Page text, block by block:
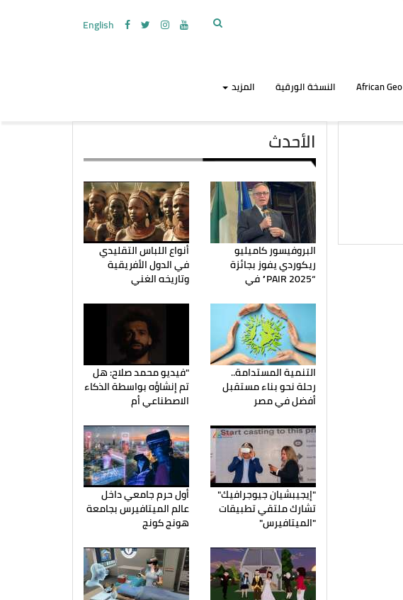
English
African Geo النسخة الورقية المزيد
الأحدث
البروفيسور كاميليو
ريكوردي يفوز بجائزة
“PAIR 2025” في
أنواع اللباس التقليدي
في الدول الأفريقية
وتاريخه الغني
التنمية المستدامة..
رحلة نحو بناء مستقبل
أفضل في مصر
"فيديو محمد صلاح: هل
تم إنشاؤه بواسطة الذكاء
الاصطناعي أم
"إيجيبشيان جيوجرافيك"
تشارك ملتقي تطبيقات
"الميتافيرس"
أول حرم جامعي داخل
عالم الميتافيرس بجامعة
هونج كونج